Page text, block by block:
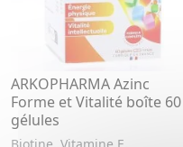
ARKOPHARMA Azinc
Forme et Vitalité boîte 60
gélules